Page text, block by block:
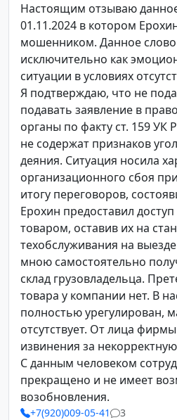
Настоящим отзываю
01.11.2024 в котором
мошенником. Данное
исключительно как
ситуации в условиях
Я подтверждаю, что не
подавать заявление в
органы по факту ст. 159 УК
не содержат признаков
деяния. Ситуация носила
организационного сбоя
итогу переговоров,
Ерохин предоставил
товаром, оставив их на
техобслуживания на
мною самостоятельно
склад грузовладельца.
товара у компании нет. В
полностью урегулирован,
отсутствует. От лица
извинения за
С данным человеком
прекращено и не имеет
возобновления.
+7(920)009-05-41 3